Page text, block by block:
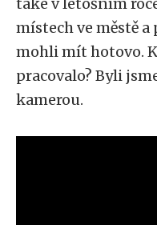
místech ve městě
mohli mít hotovo.
pracovalo? Byli
kamerou.